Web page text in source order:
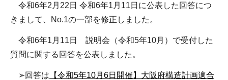
令和6年2月22日 令和6年1月11日に公表した回答につ
きまして、No.1の一部を修正しました。
令和6年1月11日 説明会（令和5年10月）で受付した
質問に関する回答を公表しました。
➢回答は 【令和5年10月6日開催】大阪府構造計画適合